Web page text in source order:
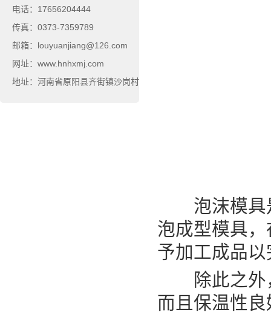
电话：17656204444
传真：0373-7359789
邮箱：louyuanjiang@126.com
网址：www.hnhxmj.com
地址：河南省原阳县齐街镇沙岗村
泡沫模具是
泡成型模具
予加工成品
除此之外，
而且保温性